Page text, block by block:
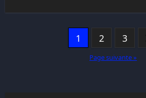
1 2 3
Page suivante »